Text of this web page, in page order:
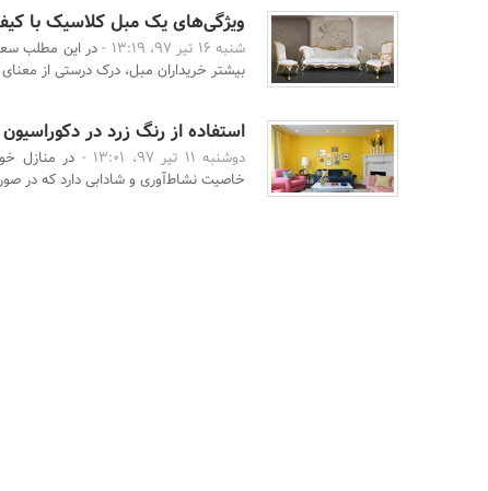
سازمان‌ها
و
روابط
عمومی‌ها
ویژگی‌های یک مبل کلاسیک با
شنبه 16 تیر 97، 13:19 -
در این مطلب
بیشتر خریداران مبل، درک درستی از
استفاده از رنگ زرد در
دوشنبه 11 تیر 97، 13:01 -
در منازل
خاصیت نشاط‌آوری و شادابی دارد که در